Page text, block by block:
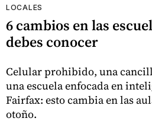
LOCALES
6 cambios en las
debes conocer
Celular prohibido, una
una escuela enfocada en
Fairfax: esto cambia en las
otoño.